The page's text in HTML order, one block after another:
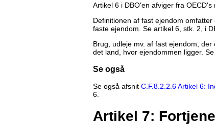
Artikel 6 i DBO'en afviger fra OECD's
Definitionen af fast ejendom
faste ejendom. Se artikel 6, stk. 2, i
Brug, udleje mv. af fast ejendom,
det land, hvor ejendommen ligger.
Se også
Se også afsnit C.F.8.2.2.6 Artikel 6:
6.
Artikel 7: